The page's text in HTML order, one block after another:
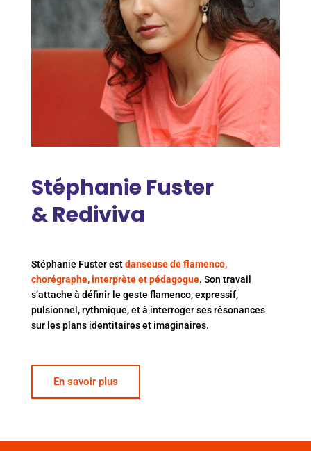
Stéphanie Fuster
& Rediviva
Stéphanie Fuster estdanseuse de flamenco,
chorégraphe, interprète et pédagogue. Son travail
s’attache à définir le geste flamenco, expressif,
pulsionnel, rythmique, et à interroger ses résonances
sur les plans identitaires et imaginaires.
En savoir plus